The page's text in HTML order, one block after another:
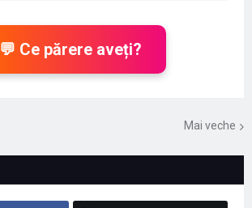
💬 Ce părere aveți?
Mai veche